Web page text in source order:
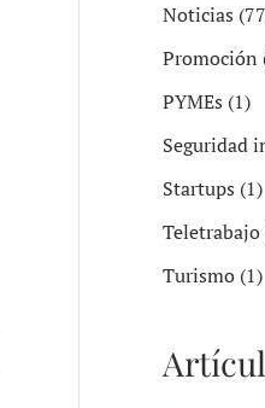
Noticias
Promoción
PYMEs (1)
Seguridad
Startups (1)
Teletrabajo
Turismo (1)